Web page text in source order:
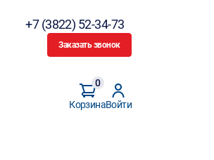
+7 (3822) 52-34-73
Заказать звонок
Корзина
0
Войти